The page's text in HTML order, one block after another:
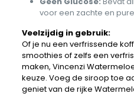
voor een zachte en
Veelzijdig in gebruik:
Of je nu een verfrissende
smoothies of zelfs een
maken, Vincenzi
keuze. Voeg de siroop toe
geniet van de rijke